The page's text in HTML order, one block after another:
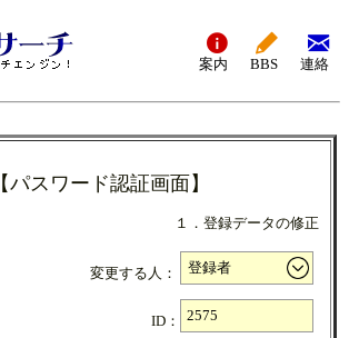
案内 BBS 連絡
【パスワード認証画面】
１．登録データの修正
変更する人：
ID：